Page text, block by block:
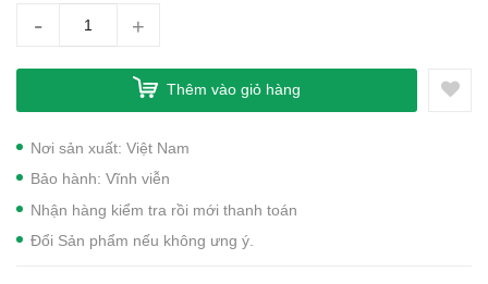
- +
Thêm vào giỏ hàng
Nơi sản xuất: Việt Nam
Bảo hành: Vĩnh viễn
Nhận hàng kiểm tra rồi mới thanh toán
Đổi Sản phẩm nếu không ưng ý.